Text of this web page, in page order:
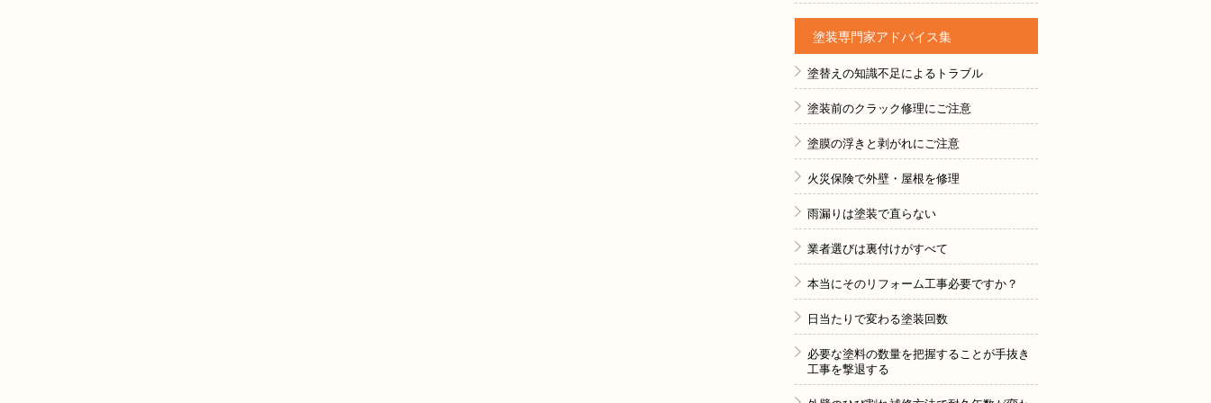
塗装専門家アドバイス集
塗替えの知識不足によるトラブル
塗装前のクラック修理にご注意
塗膜の浮きと剥がれにご注意
火災保険で外壁・屋根を修理
雨漏りは塗装で直らない
業者選びは裏付けがすべて
本当にそのリフォーム工事必要ですか？
日当たりで変わる塗装回数
必要な塗料の数量を把握することが手抜き
工事を撃退する